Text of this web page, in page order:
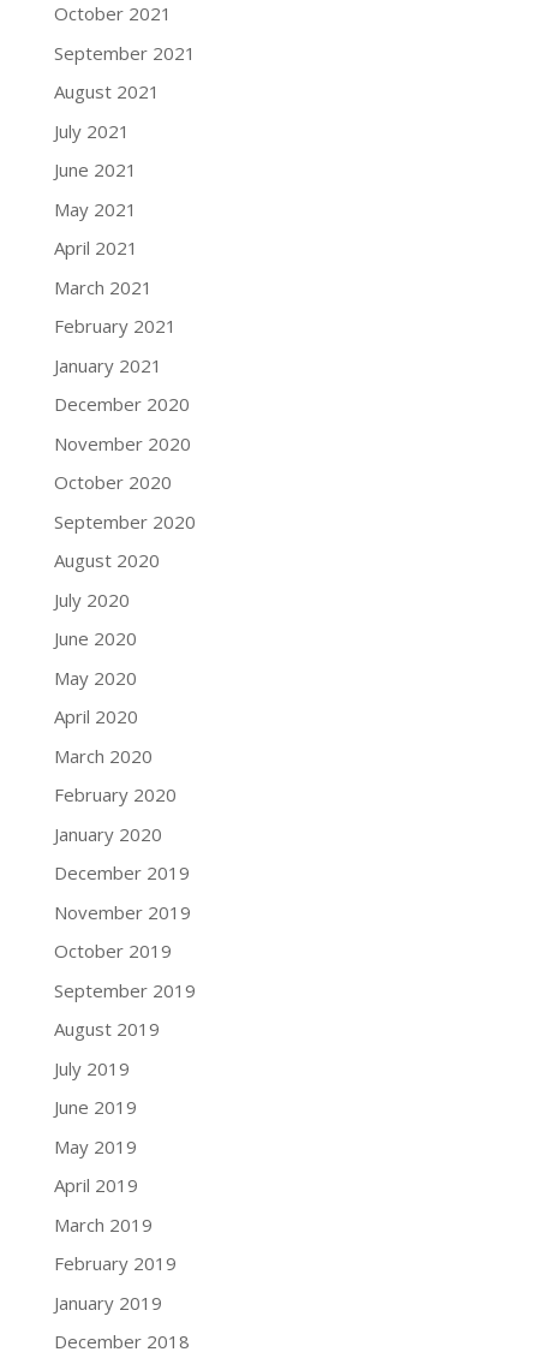
October 2021
September 2021
August 2021
July 2021
June 2021
May 2021
April 2021
March 2021
February 2021
January 2021
December 2020
November 2020
October 2020
September 2020
August 2020
July 2020
June 2020
May 2020
April 2020
March 2020
February 2020
January 2020
December 2019
November 2019
October 2019
September 2019
August 2019
July 2019
June 2019
May 2019
April 2019
March 2019
February 2019
January 2019
December 2018